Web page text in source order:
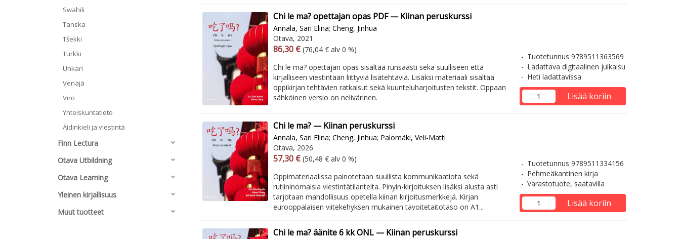
Swahili
Tanska
Tšekki
Turkki
Unkari
Venäjä
Viro
Yhteiskuntatieto
Äidinkieli ja viestintä
Finn Lectura
Otava Utbildning
Otava Learning
Yleinen kirjallisuus
Muut tuotteet
Chi le ma? opettajan opas PDF — Kiinan peruskurssi
Annala, Sari Elina; Cheng, Jinhua
Otava, 2021
Arvonlisäverollinen hinta
86,30 € Arvonlisäveroton hinta
(76,04 € alv 0 %)
Chi le ma? opettajan opas sisältää runsaasti sekä suulliseen että
kirjalliseen viestintään liittyviä lisätehtäviä. Lisäksi materiaali sisältää
oppikirjan tehtävien ratkaisut sekä kuunteluharjoitusten tekstit. Oppaan
sähköinen versio on nelivärinen.
Tuotetunnus 9789511363569
Ladattava digitaalinen julkaisu
Heti ladattavissa
Lisää koriin
Chi le ma? — Kiinan peruskurssi
Annala, Sari Elina; Cheng, Jinhua; Palomäki, Veli-Matti
Otava, 2026
Arvonlisäverollinen hinta
57,30 € Arvonlisäveroton hinta
(50,48 € alv 0 %)
Oppimateriaalissa painotetaan suullista kommunikaatiota sekä
rutiininomaisia viestintätilanteita. Pinyin-kirjoituksen lisäksi alusta asti
tarjotaan mahdollisuus opetella kiinan kirjoitusmerkkejä. Kirjan
eurooppalaisen viitekehyksen mukainen tavoitetaitotaso on A1...
Tuotetunnus 9789511334156
Pehmeäkantinen kirja
Varastotuote, saatavilla
Lisää koriin
Chi le ma? äänite 6 kk ONL — Kiinan peruskurssi